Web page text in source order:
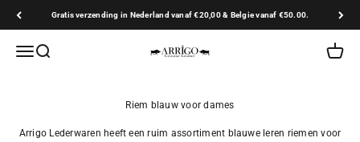
Gratis verzending in Nederland vanaf €20,00 & Belgie vanaf €50.00.
Navigatiemenu openen
Zoeken openen Arrigo.nl
Arrigo Lederwaren heeft een ruim assortiment blauwe leren riemen voor